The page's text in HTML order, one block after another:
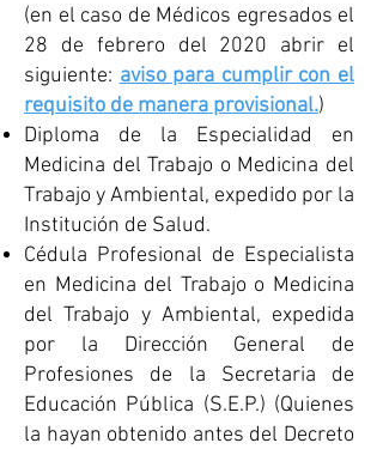
(en el caso de Médicos egresados el
28 de febrero del 2020 abrir el
siguiente: aviso para cumplir con el
requisito de manera provisional.)
Diploma de la Especialidad en
Medicina del Trabajo o Medicina del
Trabajo y Ambiental, expedido por la
Institución de Salud.
Cédula Profesional de Especialista
en Medicina del Trabajo o Medicina
del Trabajo y Ambiental, expedida
por la Dirección General de
Profesiones de la Secretaria de
Educación Pública (S.E.P.) (Quienes
la hayan obtenido antes del Decreto